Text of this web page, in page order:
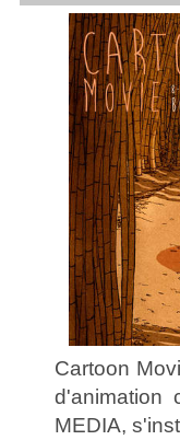
Cartoon
d'animation
MEDIA,